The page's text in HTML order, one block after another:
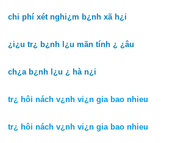
chi phí xét nghi¿m b¿nh xã h¿i
¿i¿u tr¿ b¿nh l¿u mãn tính ¿ ¿âu
ch¿a b¿nh l¿u ¿ hà n¿i
tr¿ hôi nách v¿nh vi¿n gia bao nhieu
tr¿ hôi nách v¿nh vi¿n gia bao nhieu